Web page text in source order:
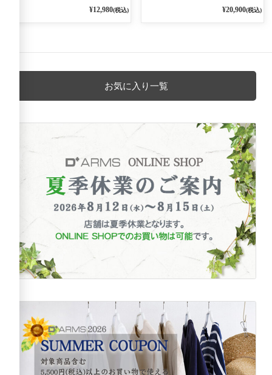
プルオーバー 79ネイビー¥12,980(税込)
¥20,900(税込)
お気に入り一覧